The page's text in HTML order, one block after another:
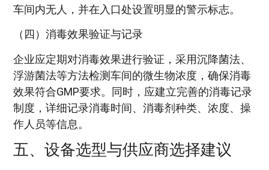
车间内无人，并在入口处设置明显的警示标志。
（四）消毒效果验证与记录
企业应定期对消毒效果进行验证，采用沉降菌法、
浮游菌法等方法检测车间的微生物浓度，确保消毒
效果符合GMP要求。同时，应建立完善的消毒记录
制度，详细记录消毒时间、消毒剂种类、浓度、操
作人员等信息。
五、设备选型与供应商选择建议